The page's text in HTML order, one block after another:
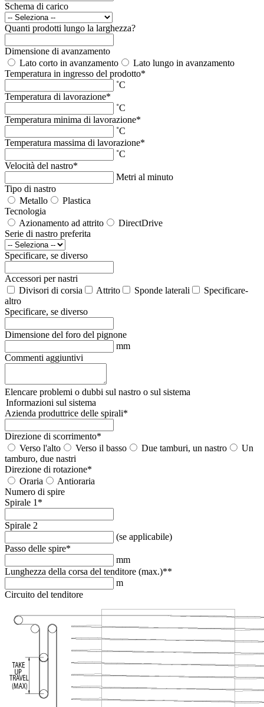
Schema di carico
Quanti prodotti lungo la larghezza?
Dimensione di avanzamento
Lato corto in avanzamento
Lato lungo in avanzamento
Temperatura in ingresso del prodotto*
˚C
Temperatura di lavorazione*
˚C
Temperatura minima di lavorazione*
˚C
Temperatura massima di lavorazione*
˚C
Velocità del nastro*
Metri al minuto
Tipo di nastro
Metallo
Plastica
Tecnologia
Azionamento ad attrito
DirectDrive
Serie di nastro preferita
Specificare, se diverso
Accessori per nastri
Divisori di corsia
Attrito Sponde laterali
Specificare-
altro
Specificare, se diverso
Dimensione del foro del pignone
mm
Commenti aggiuntivi
Elencare problemi o dubbi sul nastro o sul sistema
Informazioni sul sistema
Azienda produttrice delle spirali*
Direzione di scorrimento*
Verso l'alto
Verso il basso Due tamburi, un nastro
Un
tamburo, due nastri
Direzione di rotazione*
Oraria
Antioraria
Numero di spire
Spirale 1 *
Spirale 2
(se applicabile)
Passo delle spire*
mm
Lunghezza della corsa del tenditore (max.)**
m
Circuito del tenditore